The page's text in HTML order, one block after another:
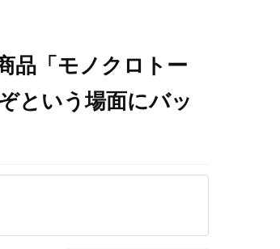
品「モノクロトー
という場面にバッ